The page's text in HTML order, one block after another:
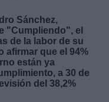
Sánchez,
"Cumpliendo", el
de la labor de su
afirmar que el 94%
están ya
a 30 de
del 38,2%